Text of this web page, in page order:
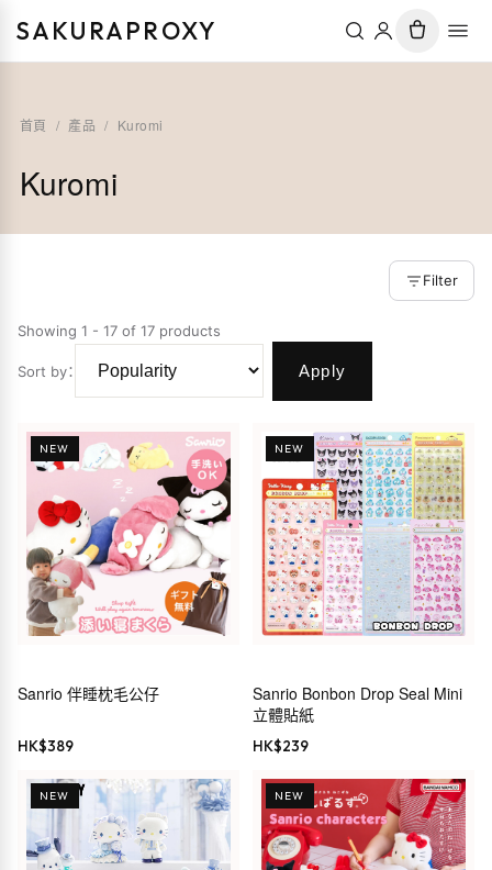
SAKURAPROXY
首頁 / 產品 / Kuromi
Kuromi
Filter
Showing 1 - 17 of 17 products
Sort by： Apply
NEW
Sanrio 伴睡枕毛公仔
HK$389
NEW
Sanrio Bonbon Drop Seal Mini
立體貼紙
HK$239
NEW NEW